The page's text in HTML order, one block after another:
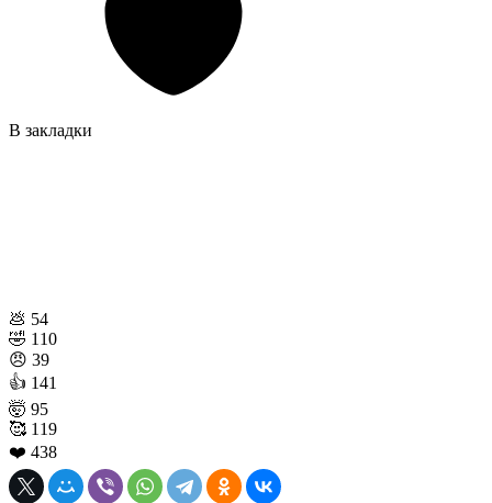
В закладки
💩 54
🤣 110
😠 39
👍 141
🤯 95
🥰 119
❤️ 438